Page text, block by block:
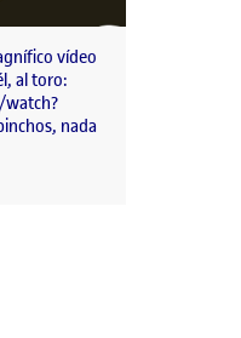
vídeo
al toro:
nada